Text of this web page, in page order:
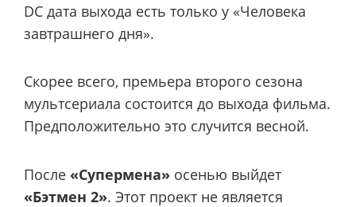
DC дата выхода есть только у «Человека
завтрашнего дня».
Скорее всего, премьера второго сезона
мультсериала состоится до выхода фильма.
Предположительно это случится весной.
После «Супермена» осенью выйдет
«Бэтмен 2». Этот проект не является